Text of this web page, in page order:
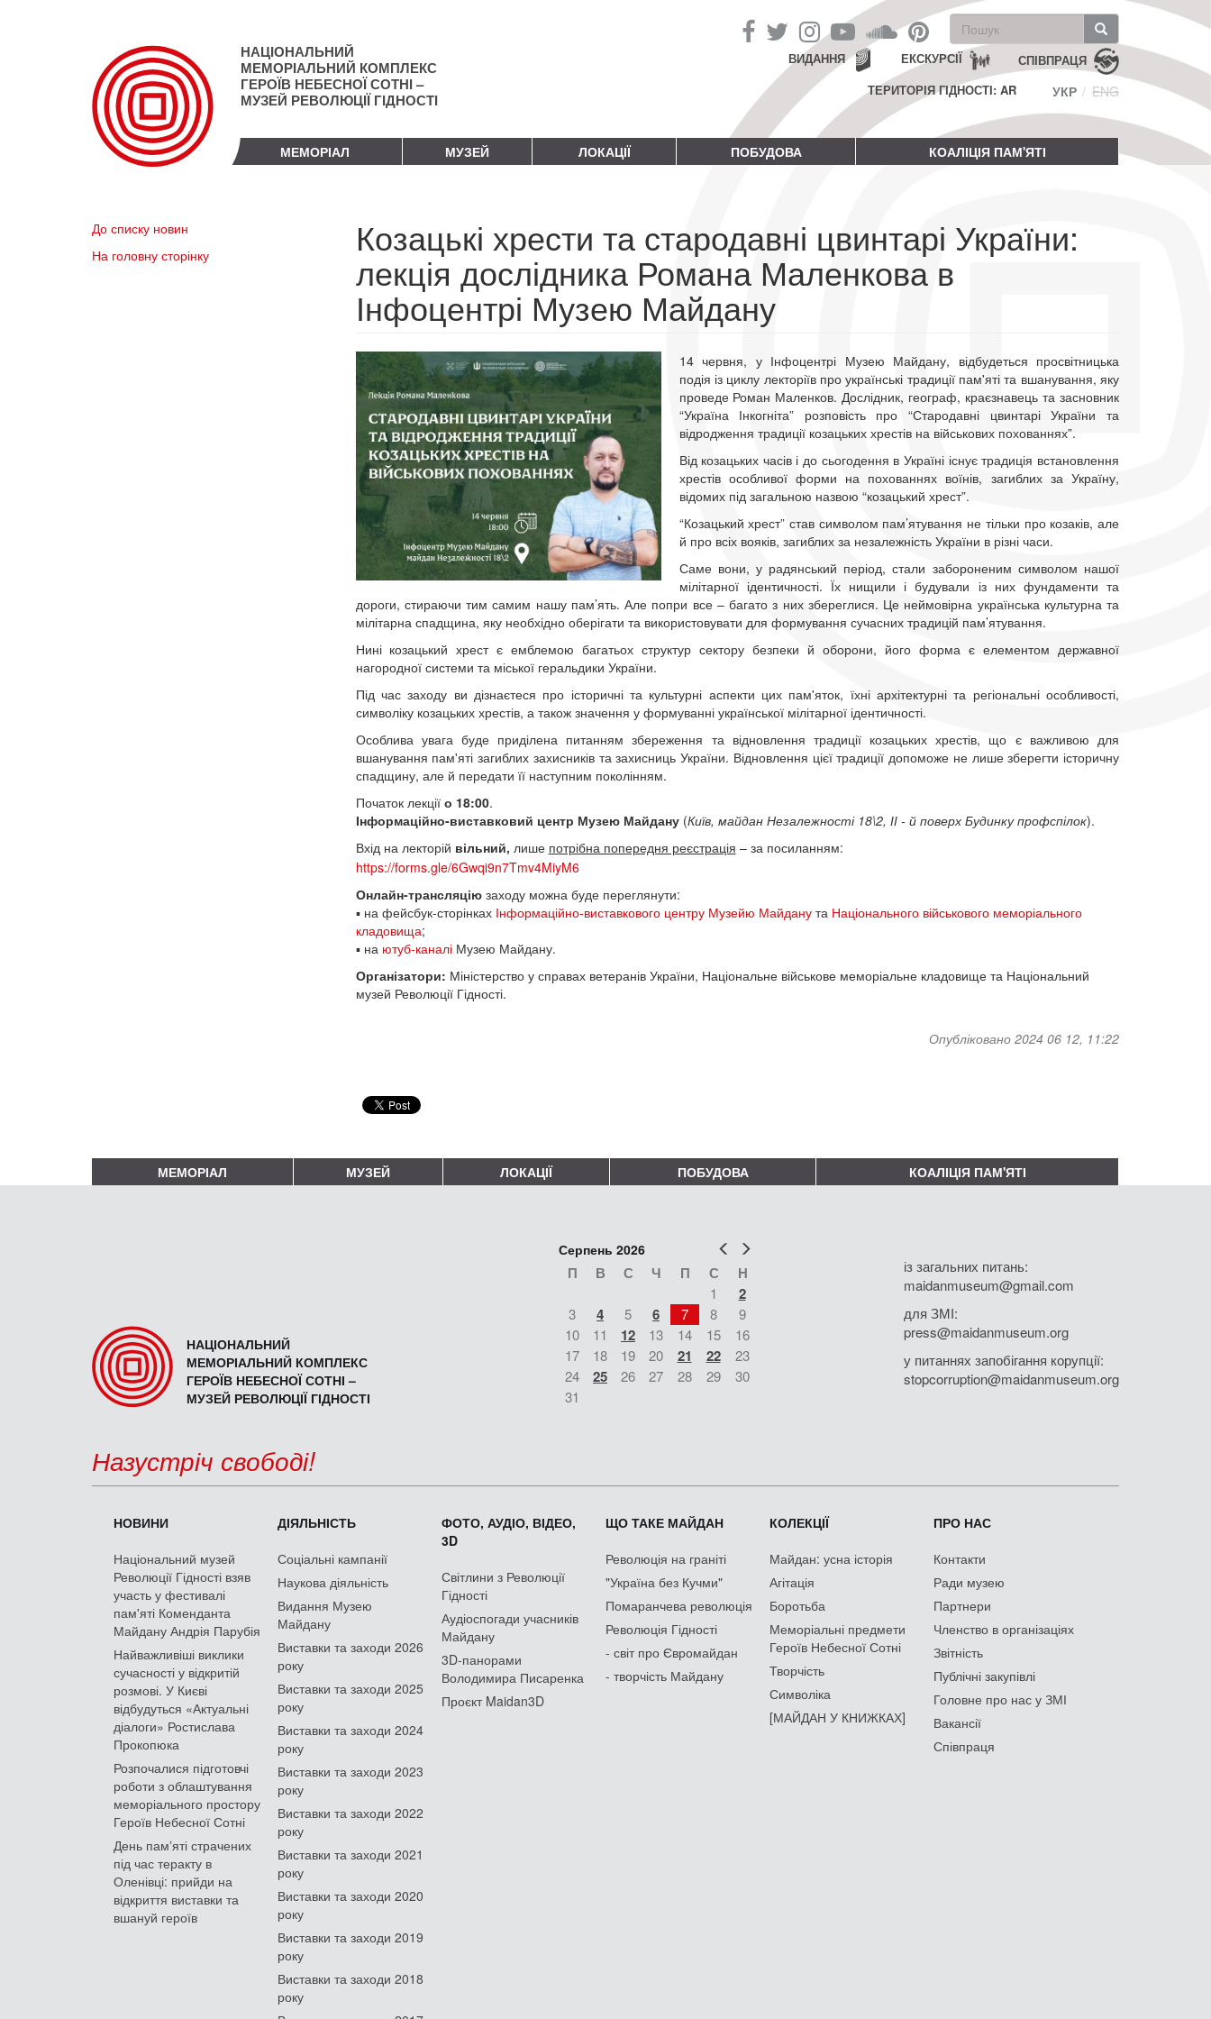
НАЦІОНАЛЬНИЙ
МЕМОРІАЛЬНИЙ КОМПЛЕКС
ГЕРОЇВ НЕБЕСНОЇ СОТНІ –
МУЗЕЙ РЕВОЛЮЦІЇ ГІДНОСТІ
Пошукова
форма
Пошук СПІВПРАЦЯ
ЕКСКУРСІЇ
ВИДАННЯ
ТЕРИТОРІЯ ГІДНОСТІ: AR
УКР ENG
МЕМОРІАЛ МУЗЕЙ ЛОКАЦІЇ ПОБУДОВА КОАЛІЦІЯ ПАМ'ЯТІ
До списку новин
На головну сторінку
Козацькі хрести та стародавні цвинтарі України:
лекція дослідника Романа Маленкова в
Інфоцентрі Музею Майдану
14 червня, у Інфоцентрі Музею Майдану, відбудеться просвітницька
подія із циклу лекторіїв про українські традиції пам'яті та вшанування, яку
проведе Роман Маленков. Дослідник, географ, краєзнавець та засновник
“Україна Інкогніта” розповість про “Стародавні цвинтарі України та
відродження традиції козацьких хрестів на військових похованнях”.
Від козацьких часів і до сьогодення в Україні існує традиція встановлення
хрестів особливої форми на похованнях воїнів, загиблих за Україну,
відомих під загальною назвою “козацький хрест”.
“Козацький хрест” став символом пам’ятування не тільки про козаків, але
й про всіх вояків, загиблих за незалежність України в різні часи.
Саме вони, у радянський період, стали забороненим символом нашої
мілітарної ідентичності. Їх нищили і будували із них фундаменти та
дороги, стираючи тим самим нашу пам’ять. Але попри все – багато з них збереглися. Це неймовірна українська культурна та
мілітарна спадщина, яку необхідно оберігати та використовувати для формування сучасних традицій пам’ятування.
Нині козацький хрест є емблемою багатьох структур сектору безпеки й оборони, його форма є елементом державної
нагородної системи та міської геральдики України.
Під час заходу ви дізнаєтеся про історичні та культурні аспекти цих пам'яток, їхні архітектурні та регіональні особливості,
символіку козацьких хрестів, а також значення у формуванні української мілітарної ідентичності.
Особлива увага буде приділена питанням збереження та відновлення традиції козацьких хрестів, що є важливою для
вшанування пам'яті загиблих захисників та захисниць України. Відновлення цієї традиції допоможе не лише зберегти історичну
спадщину, але й передати її наступним поколінням.
Початок лекції о 18:00.
Інформаційно-виставковий центр Музею Майдану(Київ, майдан Незалежності 18\2, ІІ - й поверх Будинку профспілок).
Вхід на лекторій вільний, лише потрібна попередня реєстрація – за посиланням:
https://forms.gle/6Gwqi9n7Tmv4MiyM6
Онлайн-трансляціюзаходу можна буде переглянути:
▪ на фейсбук-сторінках Інформаційно-виставкового центру Музейю Майданута Національного військового меморіального
кладовища;
▪ на ютуб-каналі Музею Майдану.
Організатори: Міністерство у справах ветеранів України, Національне військове меморіальне кладовище та Національний
музей Революції Гідності.
Опубліковано 2024 06 12, 11:22
МЕМОРІАЛ МУЗЕЙ ЛОКАЦІЇ ПОБУДОВА КОАЛІЦІЯ ПАМ'ЯТІ
НАЦІОНАЛЬНИЙ
МЕМОРІАЛЬНИЙ КОМПЛЕКС
ГЕРОЇВ НЕБЕСНОЇ СОТНІ –
МУЗЕЙ РЕВОЛЮЦІЇ ГІДНОСТІ
Попер
Серпень 2026
П В С Ч П С Н
1 2
3 4 5 6 7 8
9
10
11 12 13 14 15
16
17
18 19 20 21 22
23
24
25 26 27 28 29
30
31
із загальних питань:
maidanmuseum@gmail.com
для ЗМІ:
press@maidanmuseum.org
у питаннях запобігання корупції:
stopcorruption@maidanmuseum.org
Назустріч свободі!
НОВИНИ
Національний музей
Революції Гідності взяв
участь у фестивалі
пам'яті Коменданта
Майдану Андрія Парубія
Найважливіші виклики
сучасності у відкритій
розмові. У Києві
відбудуться «Актуальні
діалоги» Ростислава
Прокопюка
Розпочалися підготовчі
роботи з облаштування
меморіального простору
Героїв Небесної Сотні
День памʼяті страчених
під час теракту в
Оленівці: прийди на
відкриття виставки та
вшануй героїв
ДІЯЛЬНІСТЬ
Соціальні кампанії
Наукова діяльність
Видання Музею
Майдану
Виставки та заходи 2026
року
Виставки та заходи 2025
року
Виставки та заходи 2024
року
Виставки та заходи 2023
року
Виставки та заходи 2022
року
Виставки та заходи 2021
року
Виставки та заходи 2020
року
Виставки та заходи 2019
року
Виставки та заходи 2018
року
ФОТО, АУДІО, ВІДЕО,
3D
Світлини з Революції
Гідності
Аудіоспогади учасників
Майдану
3D-панорами
Володимира Писаренка
Проєкт Maidan3D
ЩО ТАКЕ МАЙДАН
Революція на граніті
"Україна без Кучми"
Помаранчева революція
Революція Гідності
- світ про Євромайдан
- творчість Майдану
КОЛЕКЦІЇ
Майдан: усна історія
Агітація
Боротьба
Меморіальні предмети
Героїв Небесної Сотні
Творчість
Символіка
[МАЙДАН У КНИЖКАХ]
ПРО НАС
Контакти
Ради музею
Партнери
Членство в організаціях
Звітність
Публічні закупівлі
Головне про нас у ЗМІ
Вакансії
Співпраця